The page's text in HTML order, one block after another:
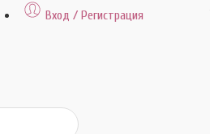
Вход / Регистрация